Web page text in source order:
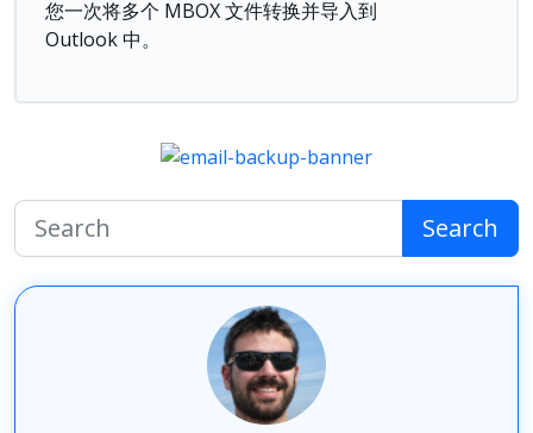
您一次将多个 MBOX 文件转换并导入到
Outlook 中。
Search